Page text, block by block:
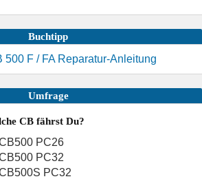
Buchtipp
Umfrage
CB fährst Du?
PC26
PC32
PC32